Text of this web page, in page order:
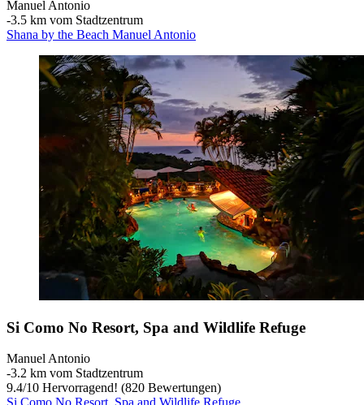
Manuel Antonio
‐3.5 km vom Stadtzentrum
Shana by the Beach Manuel Antonio
Si Como No Resort, Spa and Wildlife Refuge
Manuel Antonio
‐3.2 km vom Stadtzentrum
9.4/10 Hervorragend! (820 Bewertungen)